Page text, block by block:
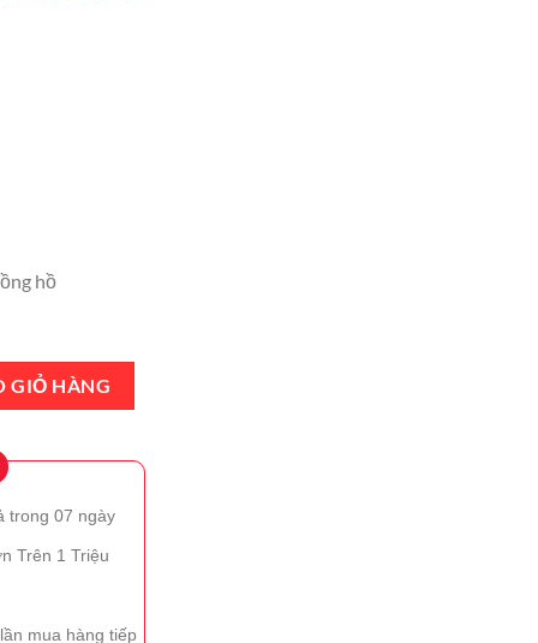
hồ
Couture The Slim Leather Matte Lipstick Màu Cam Cháy số lượng
GIỎ HÀNG
trong 07 ngày
Trên 1 Triệu
mua hàng tiếp